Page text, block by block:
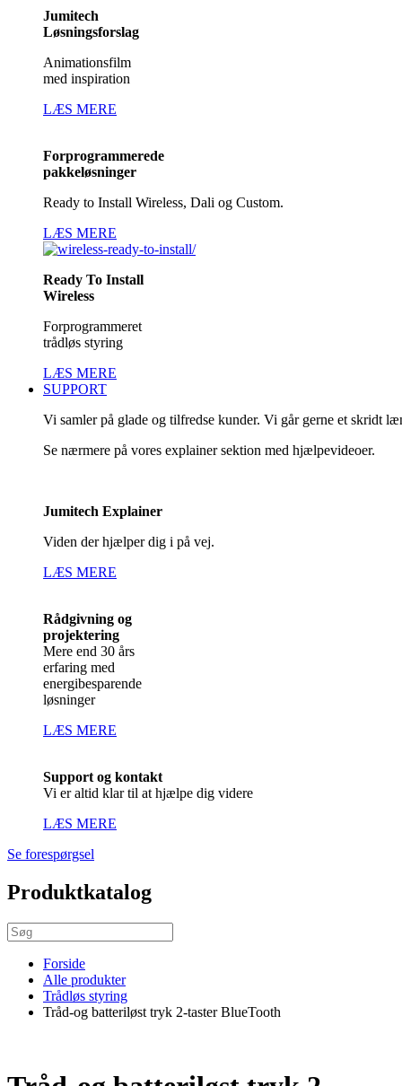
Jumitech
Løsningsforslag
Animationsfilm
med inspiration
LÆS MERE
Forprogrammerede
pakkeløsninger
Ready to Install Wireless, Dali og Custom.
LÆS MERE
Ready To Install
Wireless
Forprogrammeret
trådløs styring
LÆS MERE
SUPPORT
Vi samler på glade og tilfredse kunder. Vi går gerne et skridt
Se nærmere på vores explainer sektion med hjælpevideoer.
Jumitech Explainer
Viden der hjælper dig i på vej.
LÆS MERE
Rådgivning og
projektering
Mere end 30 års
erfaring med
energibesparende
løsninger
LÆS MERE
Support og kontakt
Vi er altid klar til at hjælpe dig videre
LÆS MERE
Se forespørgsel
Produktkatalog
Forside
Alle produkter
Trådløs styring
Tråd-og batteriløst tryk 2-taster BlueTooth